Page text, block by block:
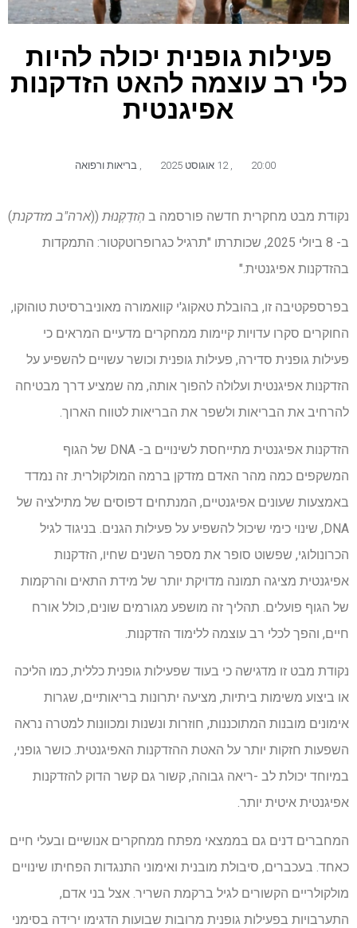
פעילות גופנית יכולה להיות
כלי רב עוצמה להאט הזדקנות
אפיגנטית
20:00 בריאות ורפואה
נקודת מבט מחקרית חדשה פורסמה ב הְזדַקְנוּת((ארה"ב מזדקנת)
ב- 8 ביולי 2025, שכותרתו "תרגיל כגרופרוטקטור: התמקדות
בהזדקנות אפיגנטית."
בפרספקטיבה זו, בהובלת טאקוג'י קוואמורה מאוניברסיטת טוהוקו,
החוקרים סקרו עדויות קיימות ממחקרים מדעיים המראים כי
פעילות גופנית סדירה, פעילות גופנית וכושר עשויים להשפיע על
הזדקנות אפיגנטית ועלולה להפוך אותה, מה שמציע דרך מבטיחה
להרחיב את הבריאות ולשפר את הבריאות לטווח הארוך.
הזדקנות אפיגנטית מתייחסת לשינויים ב- DNA של הגוף
המשקפים כמה מהר האדם מזדקן ברמה המולקולרית. זה נמדד
באמצעות שעונים אפיגנטיים, המנתחים דפוסים של מתילציה של
DNA, שינוי כימי שיכול להשפיע על פעילות הגנים. בניגוד לגיל
הכרונולוגי, שפשוט סופר את מספר השנים שחיו, הזדקנות
אפיגנטית מציגה תמונה מדויקת יותר של מידת התאים והרקמות
של הגוף פועלים. תהליך זה מושפע מגורמים שונים, כולל אורח
חיים, והפך לכלי רב עוצמה ללימוד הזדקנות.
נקודת מבט זו מדגישה כי בעוד שפעילות גופנית כללית, כמו הליכה
או ביצוע משימות ביתיות, מציעה יתרונות בריאותיים, שגרות
אימונים מובנות המתוכננות, חוזרות ונשנות ומכוונות למטרה נראה
השפעות חזקות יותר על האטת ההזדקנות האפיגנטית. כושר גופני,
במיוחד יכולת לב -ריאה גבוהה, קשור גם קשר הדוק להזדקנות
אפיגנטית איטית יותר.
המחברים דנים גם בממצאי מפתח ממחקרים אנושיים ובעלי חיים
כאחד. בעכברים, סיבולת מובנית ואימוני התנגדות הפחיתו שינויים
מולקולריים הקשורים לגיל ברקמת השריר. אצל בני אדם,
התערבויות בפעילות גופנית מרובות שבועות הדגימו ירידה בסימני